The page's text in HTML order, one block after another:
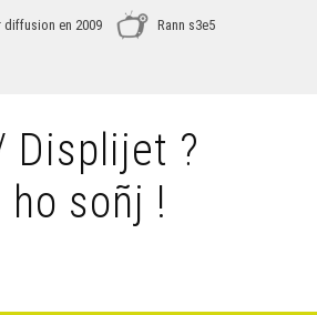
334 – Nuclear Love
335 – Karantez diroll
diffusion en 2009 Rann s3e5
Displijet ?
soñj !